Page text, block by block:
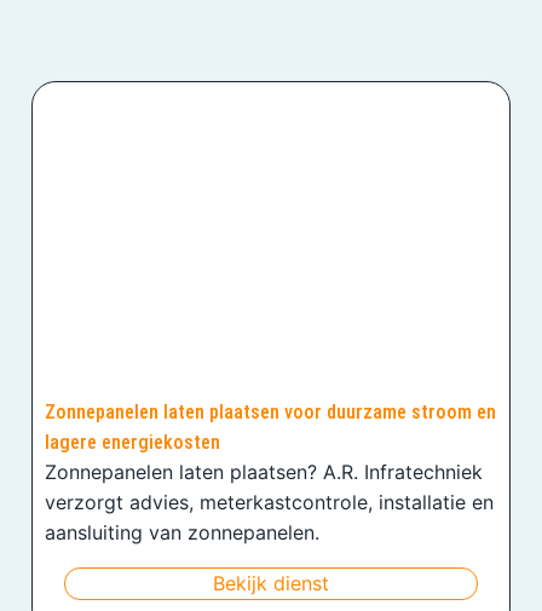
Zonnepanelen laten plaatsen voor duurzame stroom en
lagere energiekosten
Zonnepanelen laten plaatsen? A.R. Infratechniek
verzorgt advies, meterkastcontrole, installatie en
aansluiting van zonnepanelen.
Bekijk dienst